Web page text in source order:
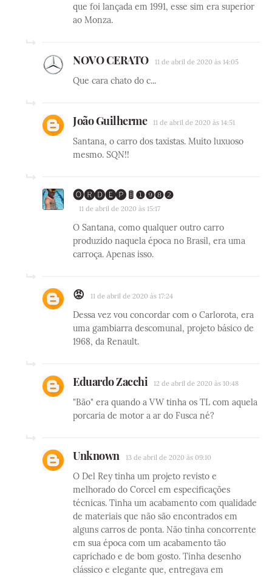
que foi lançada em 1991, esse sim era superior
ao Monza.
NOVO CERATO 11 de abril de 2020 às 14:05
Que cara chato do c...
João Guilherme 11 de abril de 2020 às 14:51
Santana, o carro dos taxistas. Muito luxuoso
mesmo. SQN!!
🅞🅡🅓🅔🅟 🚦 ❶❾❽❷
11 de abril de 2020 às 15:17
O Santana, como qualquer outro carro
produzido naquela época no Brasil, era uma
carroça. Apenas isso.
😡 11 de abril de 2020 às 17:24
Dessa vez vou concordar com o Carlorota, era
uma gambiarra descomunal, projeto básico de
1968, da Renault.
Eduardo Zacchi 12 de abril de 2020 às 10:48
"Bão" era quando a VW tinha os TL com aquela
porcaria de motor a ar do Fusca né?
Unknown 13 de abril de 2020 às 09:10
O Del Rey tinha um projeto revisto e
melhorado do Corcel em especificações
técnicas. Tinha um acabamento com qualidade
de materiais que não são encontrados em
alguns carros de ponta. Não tinha concorrente
em sua época com um acabamento tão
caprichado e de bom gosto. Tinha desenho
clássico e elegante que, entregava em